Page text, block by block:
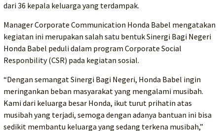
dari 36 kepala keluarga yang terdampak.
Manager Corporate Communication Honda Babel mengatakan
kegiatan ini merupakan salah satu bentuk Sinergi Bagi Negeri
Honda Babel peduli dalam program Corporate Social
Responbility (CSR) pada kegiatan sosial.
“Dengan semangat Sinergi Bagi Negeri, Honda Babel ingin
meringankan beban masyarakat yang mengalami musibah.
Kami dari keluarga besar Honda, ikut turut prihatin atas
musibah yang terjadi, semoga dengan adanya bantuan ini bisa
sedikit membantu keluarga yang sedang terkena musibah,”